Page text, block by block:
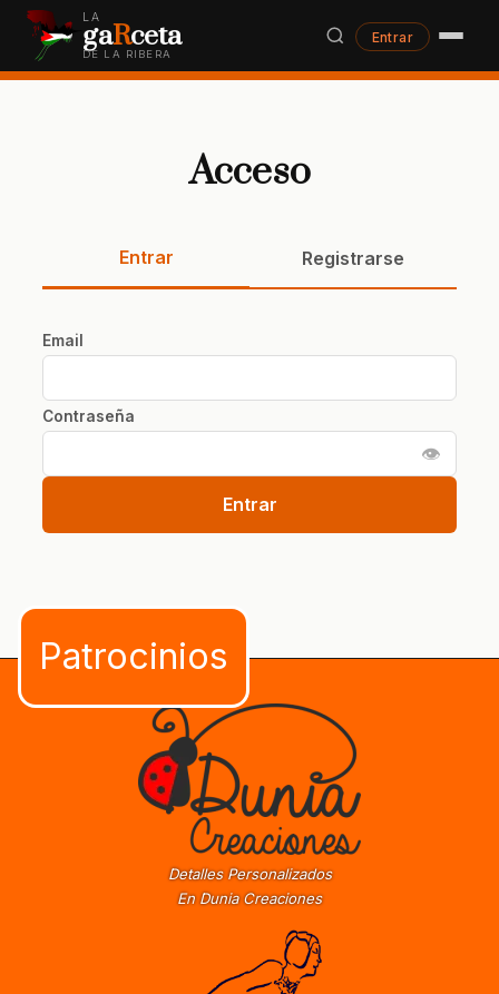
LA
gaRceta
DE LA RIBERA
Entrar
Acceso
Entrar Registrarse
Email
Contraseña
👁
Entrar
Detalles Personalizados
En Dunia Creaciones